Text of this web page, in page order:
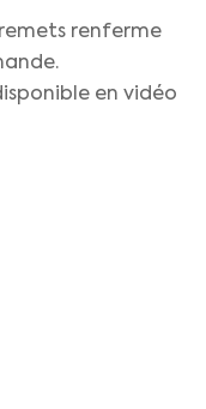
renferme
en vidéo